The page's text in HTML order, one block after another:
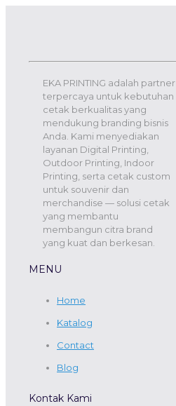
EKA PRINTING adalah partner
terpercaya untuk kebutuhan
cetak berkualitas yang
mendukung branding bisnis
Anda. Kami menyediakan
layanan Digital Printing,
Outdoor Printing, Indoor
Printing, serta cetak custom
untuk souvenir dan
merchandise — solusi cetak
yang membantu
membangun citra brand
yang kuat dan berkesan.
MENU
Home
Katalog
Contact
Blog
Kontak Kami